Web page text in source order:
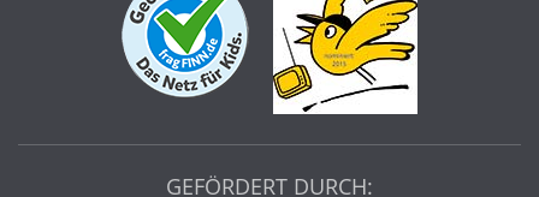
GEFÖRDERT DURCH: